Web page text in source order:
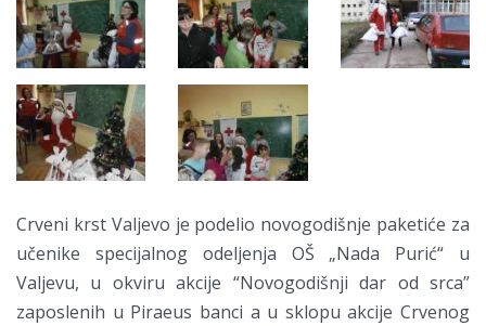
Crveni krst Valjevo je podelio novogodišnje paketiće za
učenike specijalnog odeljenja OŠ „Nada Purić“ u
Valjevu, u okviru akcije “Novogodišnji dar od srca”
zaposlenih u Piraeus banci a u sklopu akcije Crvenog